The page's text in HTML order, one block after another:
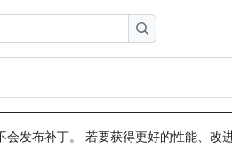
发布补丁。 若要获得更好的性能、改